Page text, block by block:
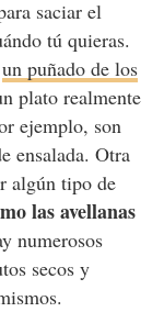
saciar el
tú quieras.
un puñado de los
plato realmente
ejemplo, son
ensalada. Otra
algún tipo de
las avellanas
numerosos
secos y